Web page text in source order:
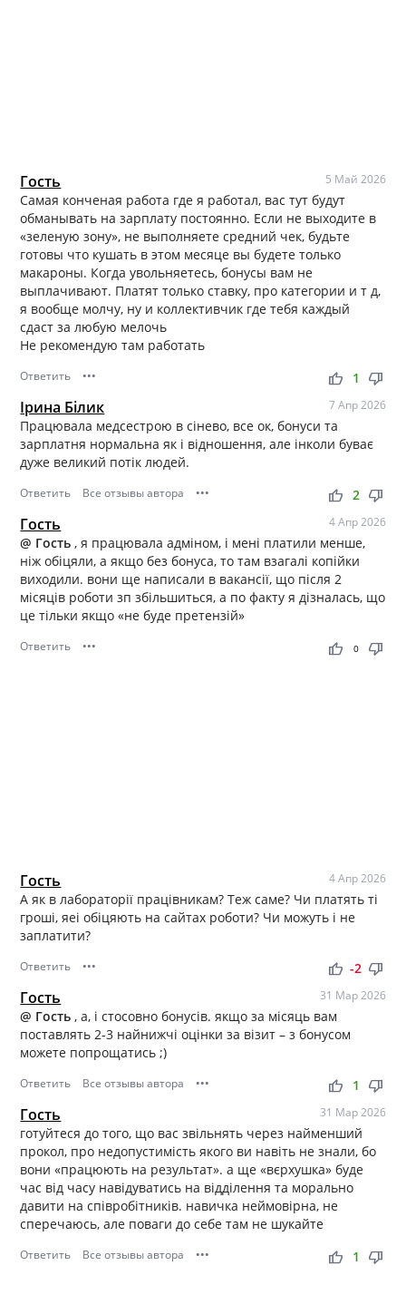
Гость 5 Май 2026
Самая конченая работа где я работал, вас тут будут
обманывать на зарплату постоянно. Если не выходите в
«зеленую зону», не выполняете средний чек, будьте
готовы что кушать в этом месяце вы будете только
макароны. Когда увольняетесь, бонусы вам не
выплачивают. Платят только ставку, про категории и т д,
я вообще молчу, ну и коллективчик где тебя каждый
сдаст за любую мелочь
Не рекомендую там работать
Ответить ••• thumb_up thumb_down
1
Ірина Білик 7 Апр 2026
Працювала медсестрою в сінево, все ок, бонуси та
зарплатня нормальна як і відношення, але інколи буває
дуже великий потік людей.
Ответить Все отзывы автора ••• thumb_up thumb_down
2
Гость 4 Апр 2026
@ Гость, я працювала адміном, і мені платили менше,
ніж обіцяли, а якщо без бонуса, то там взагалі копійки
виходили. вони ще написали в вакансії, що після 2
місяців роботи зп збільшиться, а по факту я дізналась, що
це тільки якщо «не буде претензій»
Ответить ••• thumb_up thumb_down
0
Гость 4 Апр 2026
А як в лабораторії працівникам? Теж саме? Чи платять ті
гроші, яеі обіцяють на сайтах роботи? Чи можуть і не
заплатити?
Ответить ••• thumb_up thumb_down
-2
Гость 31 Мар 2026
@ Гость, а, і стосовно бонусів. якщо за місяць вам
поставлять 2-3 найнижчі оцінки за візит – з бонусом
можете попрощатись ;)
Ответить Все отзывы автора ••• thumb_up thumb_down
1
Гость 31 Мар 2026
готуйтеся до того, що вас звільнять через найменший
прокол, про недопустимість якого ви навіть не знали, бо
вони «працюють на результат». а ще «вєрхушка» буде
час від часу навідуватись на відділення та морально
давити на співробітників. навичка неймовірна, не
сперечаюсь, але поваги до себе там не шукайте
Ответить Все отзывы автора ••• thumb_up thumb_down
1